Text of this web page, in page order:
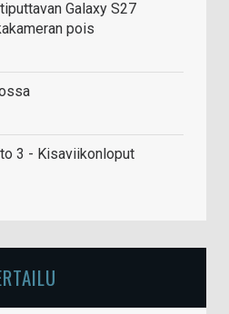
Galaxy S27
pois
3 - Kisaviikonloput